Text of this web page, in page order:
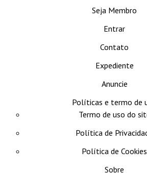
Seja Membro
Entrar
Contato
Expediente
Anuncie
Políticas e termo de
Termo de uso do
Política de
Política de Cookies
Sobre